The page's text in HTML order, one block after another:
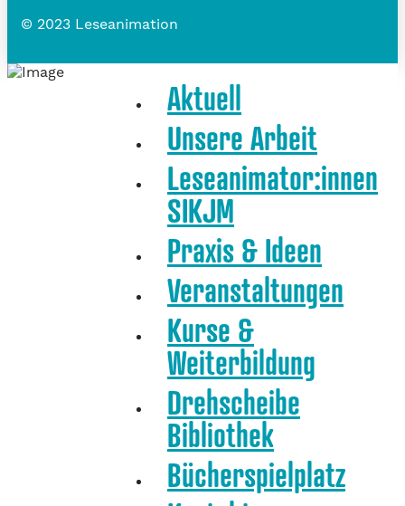
© 2023 Leseanimation
Aktuell
Unsere Arbeit
Leseanimator:innen
SIKJM
Praxis & Ideen
Veranstaltungen
Kurse &
Weiterbildung
Drehscheibe
Bibliothek
Bücherspielplatz